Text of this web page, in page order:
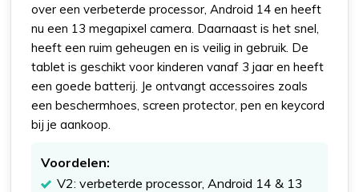
over een verbeterde processor, Android 14 en heeft
nu een 13 megapixel camera. Daarnaast is het snel,
heeft een ruim geheugen en is veilig in gebruik. De
tablet is geschikt voor kinderen vanaf 3 jaar en heeft
een goede batterij. Je ontvangt accessoires zoals
een beschermhoes, screen protector, pen en keycord
bij je aankoop.
Voordelen:
V2: verbeterde processor, Android 14 & 13